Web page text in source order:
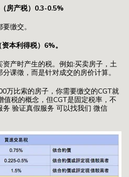
房产税）0.3-0.5%
缴交。
本利得税）6%。
产时产生的税。例如:买卖房子，土
课徵，而是针对成交的房价计算。
万比索的房子，你需要缴交的CGT就
税的概念，但CGT是固定税率，不
验证真假服务 可以找我们 微信